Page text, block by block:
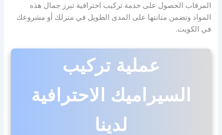
المرقاب الحصول على خدمة تركيب احترافية تبرز جمال هذه
المواد وتضمن متانتها على المدى الطويل في منزلك أو مشروعك
في الكويت.
عملية تركيب
السيراميك الاحترافية
لدينا